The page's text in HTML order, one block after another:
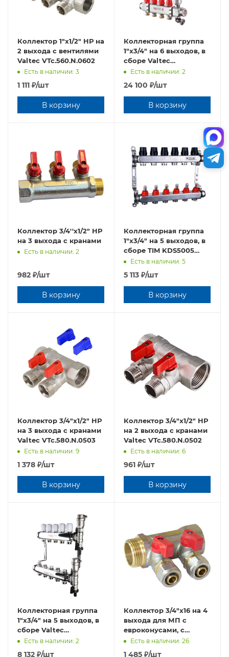
Коллектор 1"х1/2" НР на
2 выхода с вентилями
Valtec VTc.560.N.0602
Есть в наличии: 3
1 111 ₽/шт
В корзину
Коллекторная группа
1"х3/4" на 6 выходов, в
сборе Valtec
VTc.586.EMNX.0606
Есть в наличии: 2
24 100 ₽/шт
В корзину
Коллектор 3/4''х1/2" НР
на 3 выхода с кранами
Есть в наличии: 2
982 ₽/шт
В корзину
Коллекторная группа
1"х3/4" на 5 выходов, в
сборе TIM KDS5005
(упрощенный
"квадрат")
Есть в наличии: 5
5 113 ₽/шт
В корзину
Коллектор 3/4"х1/2" НР
на 3 выхода с кранами
Valtec VTc.580.N.0503
Есть в наличии: 9
1 378 ₽/шт
В корзину
Коллектор 3/4"х1/2" НР
на 2 выхода с кранами
Valtec VTc.580.N.0502
Есть в наличии: 6
961 ₽/шт
В корзину
Коллекторная группа
1"х3/4" на 5 выходов, в
сборе Valtec
VTc.588.EMNX.0605
Есть в наличии: 2
8 132 ₽/шт
Коллектор 3/4"х16 на 4
выхода для МП с
евроконусами, с
кранами, TIM 200-3/4(4)
Есть в наличии: 26
1 485 ₽/шт